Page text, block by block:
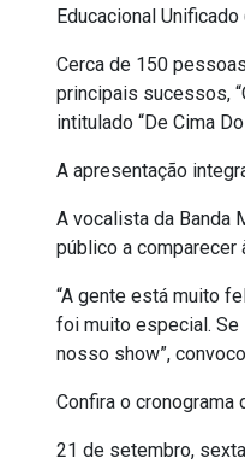
Educacional Unificado
Cerca de 150
principais sucessos,
intitulado “De Cima
A apresentação
A vocalista da Banda
público a
“A gente está muito
foi muito especial. Se
nosso show”,
Confira o cronograma
21 de setembro,